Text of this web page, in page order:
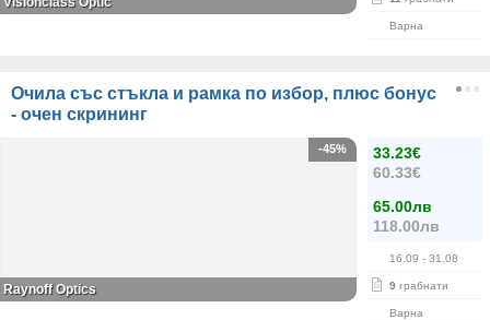
Варна
Очила със стъкла и рамка по избор, плюс бонус
- очен скрининг
33.23€
60.33€
65.00лв
118.00лв
16.09 - 31.08
9 грабнати
Варна
-45%
Raynoff Optics